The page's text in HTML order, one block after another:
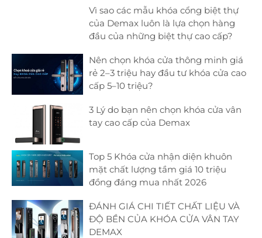
Vì sao các mẫu khóa cổng biệt thự
của Demax luôn là lựa chọn hàng
đầu của những biệt thự cao cấp?
Nên chọn khóa cửa thông minh giá
rẻ 2–3 triệu hay đầu tư khóa cửa cao
cấp 5–10 triệu?
3 Lý do bạn nên chọn khóa cửa vân
tay cao cấp của Demax
Top 5 Khóa cửa nhận diện khuôn
mặt chất lượng tầm giá 10 triệu
đồng đáng mua nhất 2026
ĐÁNH GIÁ CHI TIẾT CHẤT LIỆU VÀ
ĐỘ BỀN CỦA KHÓA CỬA VÂN TAY
DEMAX